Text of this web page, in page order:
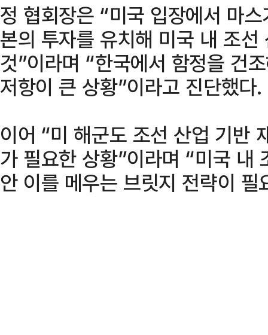
정 협회장은 “미국 입장에서 마
본의 투자를 유치해 미국 내 조
것”이라며 “한국에서 함정을 건
저항이 큰 상황”이라고 진단했다.
이어 “미 해군도 조선 산업 기반
가 필요한 상황”이라며 “미국 내
안 이를 메우는 브릿지 전략이 필